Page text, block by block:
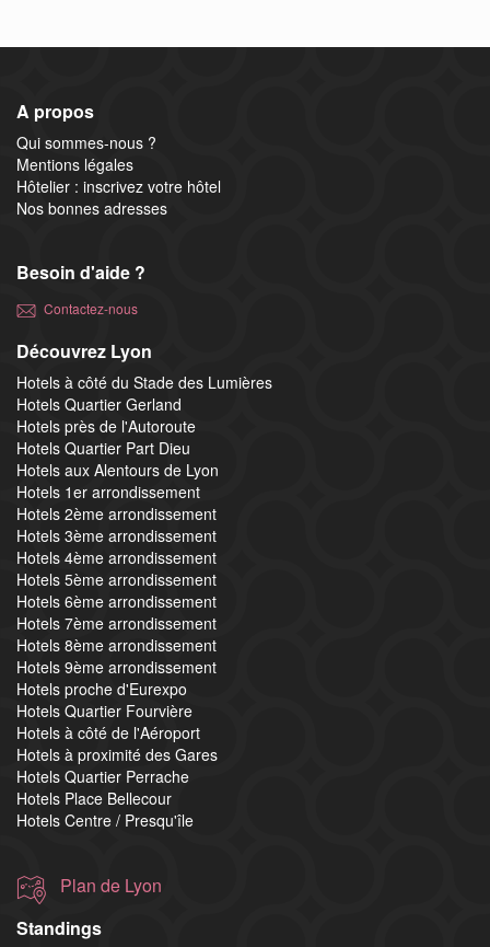
A propos
Qui sommes-nous ?
Mentions légales
Hôtelier : inscrivez votre hôtel
Nos bonnes adresses
Besoin d'aide ?
Contactez-nous
Découvrez Lyon
Hotels à côté du Stade des Lumières
Hotels Quartier Gerland
Hotels près de l'Autoroute
Hotels Quartier Part Dieu
Hotels aux Alentours de Lyon
Hotels 1er arrondissement
Hotels 2ème arrondissement
Hotels 3ème arrondissement
Hotels 4ème arrondissement
Hotels 5ème arrondissement
Hotels 6ème arrondissement
Hotels 7ème arrondissement
Hotels 8ème arrondissement
Hotels 9ème arrondissement
Hotels proche d'Eurexpo
Hotels Quartier Fourvière
Hotels à côté de l'Aéroport
Hotels à proximité des Gares
Hotels Quartier Perrache
Hotels Place Bellecour
Hotels Centre / Presqu'île
Plan de Lyon
Standings